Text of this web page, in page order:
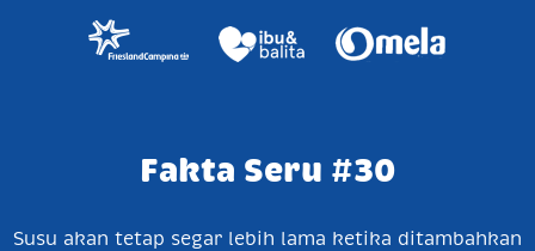
Fakta Seru #30
Susu akan tetap segar lebih lama ketika ditambahkan